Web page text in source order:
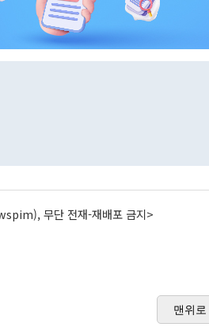
무단 전재-재배포 금지>
맨위로